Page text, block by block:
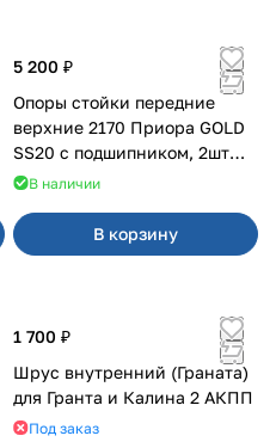
5 200 ₽
Опоры стойки передние
верхние 2170 Приора GOLD
SS20 с подшипником, 2шт
10116
В наличии
В корзину
1 700 ₽
Шрус внутренний (Граната)
для Гранта и Калина 2 АКПП
Под заказ